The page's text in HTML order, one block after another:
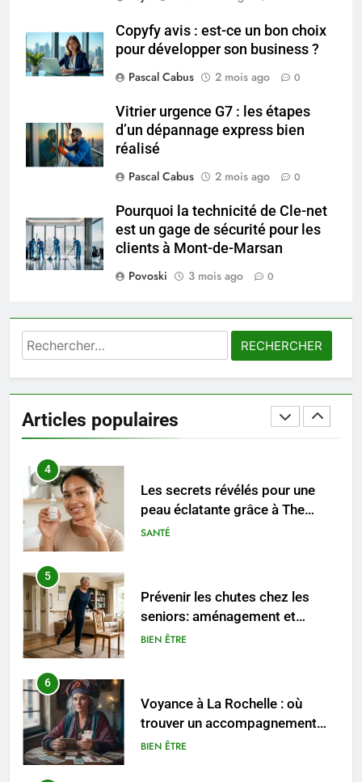
Copyfy avis : est-ce un bon choix
pour développer son business ?
Pascal Cabus
2 mois ago 0
Vitrier urgence G7 : les étapes
d’un dépannage express bien
réalisé
Pascal Cabus
2 mois ago 0
Pourquoi la technicité de Cle-net
est un gage de sécurité pour les
clients à Mont-de-Marsan
Povoski
3 mois ago 0
Rechercher :
Articles populaires
8
entre un cabinet BPO et un
freelance
ENTREPRISE
1
Maigrir efficacement grâce aux
conseils pratiques
BIEN ÊTRE
2
Postures de yoga essentielles
rapidement et durable
BIEN ÊTRE
3
tout ce qu’il faut savoir sur les
saignements
SANTÉ
4
Les secrets révélés pour une
peau éclatante grâce à The
Ordinary
SANTÉ
5
Prévenir les chutes chez les
seniors: aménagement et
exercices
BIEN ÊTRE
6
Voyance à La Rochelle : où
trouver un accompagnement
sérieux à un tarif juste ?
BIEN ÊTRE